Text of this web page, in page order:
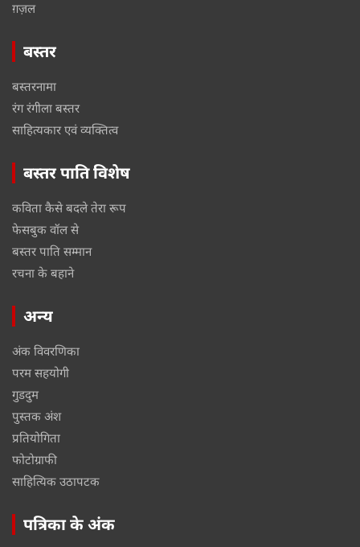
ग़ज़ल
बस्तर
बस्तरनामा
रंग रंगीला बस्तर
साहित्यकार एवं व्यक्तित्व
बस्तर पाति विशेष
कविता कैसे बदले तेरा रूप
फेसबुक वॉल से
बस्तर पाति सम्मान
रचना के बहाने
अन्य
अंक विवरणिका
परम सहयोगी
गुडदुम
पुस्तक अंश
प्रतियोगिता
फोटोग्राफी
साहित्यिक उठापटक
पत्रिका के अंक